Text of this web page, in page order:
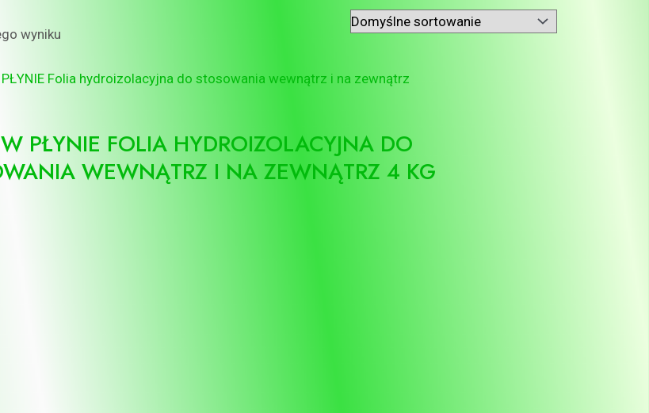
wyniku
PŁYNIE FOLIA HYDROIZOLACYJNA DO
WEWNĄTRZ I NA ZEWNĄTRZ 4 KG